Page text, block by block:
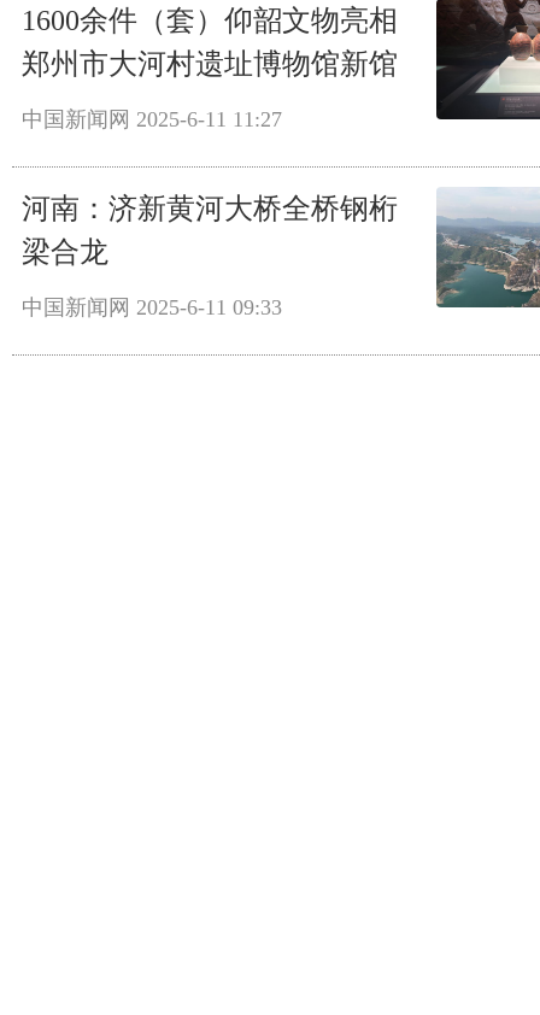
1600余件（套）仰韶文物亮相
郑州市大河村遗址博物馆新馆
中国新闻网 2025-6-11 11:27
河南：济新黄河大桥全桥钢桁
梁合龙
中国新闻网 2025-6-11 09:33